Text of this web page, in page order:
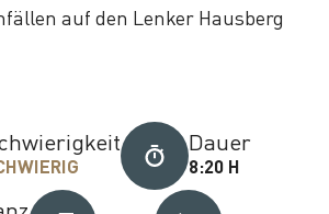
auf den Lenker Hausberg
Dauer
8:20 H